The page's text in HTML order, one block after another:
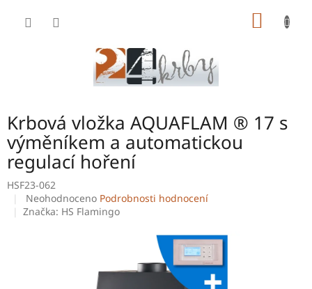
Krbová vložka AQUAFLAM ® 17 s
výměníkem a automatickou
regulací hoření
HSF23-062
Průměrné
hodnocení
Neohodnoceno Podrobnosti hodnocení
Značka: HS Flamingo